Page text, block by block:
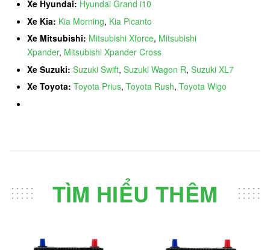
Xe Hyundai: Hyundai Grand i10
Xe Kia: Kia Morning, Kia Picanto
Xe Mitsubishi: Mitsubishi Xforce, Mitsubishi
Xpander, Mitsubishi Xpander Cross
Xe Suzuki: Suzuki Swift, Suzuki Wagon R, Suzuki XL7
Xe Toyota: Toyota Prius, Toyota Rush, Toyota Wigo
TÌM HIỂU THÊM